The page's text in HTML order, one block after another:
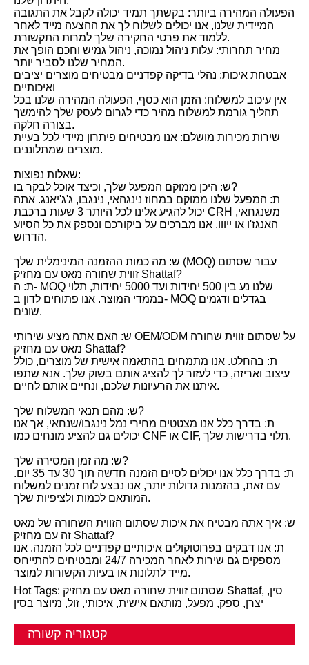
הפעולה המהירה ביותר: בקשתך תמיד יכולה לקבל את התגובה
המיידית שלנו, אנו יכולים לשלוח לך את ההצעה מייד לאחר
ללמוד את פרטי החקירה שלך למרות התקשורת.
מחיר תחרותי: עלות ניהול נמוכה, ניהול גמיש וחכם הופך את
המחיר שלנו לסביר יותר.
אבטחת איכות: נהלי בדיקה קפדניים מבטיחים מוצרים יציבים
ואיכותיים
אין עיכוב למשלוח: הזמן הוא כסף, הפעולה המהירה שלנו בכל
תהליך גורמת למשלוח מהיר כדי לגרום לעסק שלך להימשך
בצורה חלקה.
שירות מכירות מושלם: אנו מבטיחים פיתרון מיידי לכל בעיית
מוצרים שמתלוננים.
שאלות נפוצות:
ש: היכן ממוקם המפעל שלך, וכיצד אוכל לבקר בו?
ת: המפעל שלנו ממוקם במחוז נינגהאי, נינגבו, ג'ג'יאנג. אתה
יכול להגיע אלינו לכל היותר 3 שעות ברכבת CRH משנגחאי,
האנגז'ו או ייווו. אנו מברכים על ביקורכם ונספק את כל הסיוע
הדרוש.
ש: מה כמות ההזמנה המינימלית שלך (MOQ) עבור שסתום
זווית שחורה מאט עם מחזיק Shattaf?
ת: ה- MOQ שלנו נע בין 500 יחידות ועד 5000 יחידות, תלוי
בממדי המוצר. אנו פתוחים לדון ב- MOQ בגדלים ודגמים
שונים.
ש: האם אתה מציע שירותי OEM/ODM על שסתום זווית שחורה
מאט עם מחזיק Shattaf?
ת: בהחלט. אנו מתמחים בהתאמה אישית של מוצרים, כולל
עיצוב ואריזה, כדי לעזור לך להציג אותם בשוק שלך. אנא שתפו
איתנו את הרעיונות שלכם, ונחיים אותם לחיים.
ש: מהם תנאי המשלוח שלך?
ת: בדרך כלל אנו מצטטים מחירי נמל נינגבו/שנחאי, אך אנו
יכולים גם להציע מונחים כמו CNF או CIF, תלוי בדרישות שלך.
ש: מה זמן המסירה שלך?
ת: בדרך כלל אנו יכולים לסיים הזמנה חדשה תוך 30 עד 35 יום.
עם זאת, בהזמנות גדולות יותר, אנו נבצע לוח זמנים למשלוח
המותאם לכמות ולציפיות שלך.
ש: איך אתה מבטיח את איכות שסתום הזווית השחורה של מאט
זה עם מחזיק Shattaf?
ת: אנו דבקים בפרוטוקולים איכותיים קפדניים לכל הזמנה. אנו
מספקים גם שירות לאחר המכירה 24/7 ומבטיחים להתייחס
מייד לתלונות או בעיות הקשורות למוצר.
Hot Tags: שסתום זווית שחורה מאט עם מחזיק Shattaf, סין,
יצרן, ספק, מפעל, מותאם אישית, איכותי, זול, מיוצר בסין
קטגוריה קשורה